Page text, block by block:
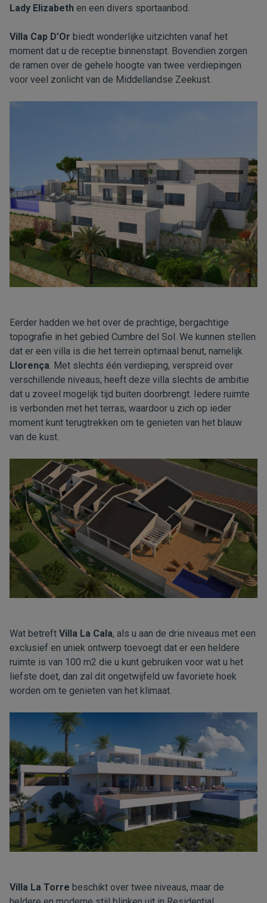
Lady Elizabeth en een divers sportaanbod.
Villa Cap D’Or biedt wonderlijke uitzichten vanaf het
moment dat u de receptie binnenstapt. Bovendien zorgen
de ramen over de gehele hoogte van twee verdiepingen
voor veel zonlicht van de Middellandse Zeekust.
Eerder hadden we het over de prachtige, bergachtige
topografie in het gebied Cumbre del Sol. We kunnen stellen
dat er een villa is die het terrein optimaal benut, namelijk
Llorença. Met slechts één verdieping, verspreid over
verschillende niveaus, heeft deze villa slechts de ambitie
dat u zoveel mogelijk tijd buiten doorbrengt. Iedere ruimte
is verbonden met het terras, waardoor u zich op ieder
moment kunt terugtrekken om te genieten van het blauw
van de kust.
Wat betreft Villa La Cala, als u aan de drie niveaus met een
exclusief en uniek ontwerp toevoegt dat er een heldere
ruimte is van 100 m2 die u kunt gebruiken voor wat u het
liefste doet, dan zal dit ongetwijfeld uw favoriete hoek
worden om te genieten van het klimaat.
Villa La Torre beschikt over twee niveaus, maar de